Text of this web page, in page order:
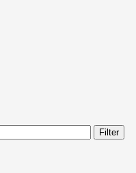
Filter